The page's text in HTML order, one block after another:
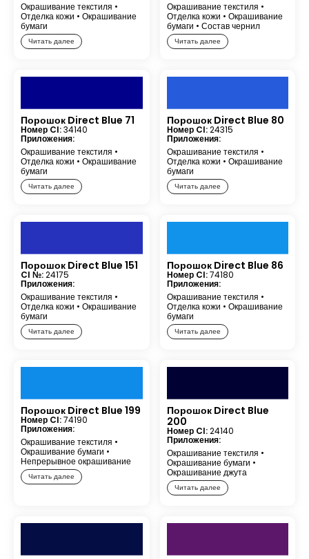
Окрашивание текстиля •
Отделка кожи • Окрашивание
бумаги
Читать далее
Окрашивание текстиля •
Отделка кожи • Окрашивание
бумаги • Состав чернил
Читать далее
Порошок Direct Blue 71
Номер CI:34140
Приложения:
Окрашивание текстиля •
Отделка кожи • Окрашивание
бумаги
Читать далее
Порошок Direct Blue 80
Номер CI:24315
Приложения:
Окрашивание текстиля •
Отделка кожи • Окрашивание
бумаги
Читать далее
Порошок Direct Blue 151
CI №:24175
Приложения:
Окрашивание текстиля •
Отделка кожи • Окрашивание
бумаги
Читать далее
Порошок Direct Blue 86
Номер CI:74180
Приложения:
Окрашивание текстиля •
Отделка кожи • Окрашивание
бумаги
Читать далее
Порошок Direct Blue 199
Номер CI:74190
Приложения:
Окрашивание текстиля •
Окрашивание бумаги •
Непрерывное окрашивание
Читать далее
Порошок Direct Blue
200
Номер CI:24140
Приложения:
Окрашивание текстиля •
Окрашивание бумаги •
Окрашивание джута
Читать далее